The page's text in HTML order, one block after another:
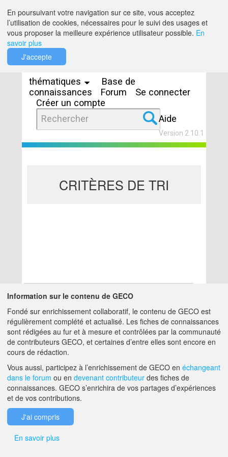
thématiques
Base de
connaissances
Forum
Se connecter
Créer un compte
Aide
Version 2.10.1
CRITÈRES DE TRI
Aucun résultat
A PROPOS DE GECO AIDE
F.A.Q. NOUS CONTACTER
En poursuivant votre navigation sur ce site, vous acceptez
l’utilisation de cookies, nécessaires pour le suivi des usages et
vous proposer la meilleure expérience utilisateur possible. En
savoir plus
J'accepte
Information sur le contenu de GECO
Fondé sur enrichissement collaboratif, le contenu de GECO est
régulièrement complété et actualisé. Les fiches de connaissances
sont rédigées au fur et à mesure et contrôlées par la communauté
de contributeurs GECO, et certaines d’entre elles sont encore en
cours de rédaction.
Vous aussi, participez à l’enrichissement de GECO en échangeant
dans le forum ou en devenant contributeur des fiches de
connaissances. GECO s’enrichira de vos partages d’expériences
et de vos contributions.
J'ai compris
En savoir plus